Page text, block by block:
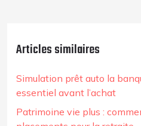
Articles similaires
Simulation prêt auto la
essentiel avant l’achat
Patrimoine vie plus :